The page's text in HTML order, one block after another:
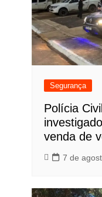
Segurança
Polícia
venda de
7 de